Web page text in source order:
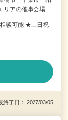
リアの催事会場
談可能 ★土日祝
了日： 2027/03/05